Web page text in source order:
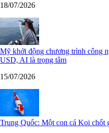
18/07/2026
Mỹ khởi động chương trình công
USD, AI là trọng tâm
15/07/2026
Trung Quốc: Một con cá Koi chốt